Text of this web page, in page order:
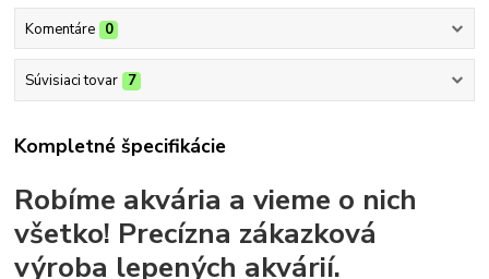
Komentáre 0
Súvisiaci tovar 7
Kompletné špecifikácie
Robíme akvária a vieme o nich
všetko! Precízna zákazková
výroba lepených akvárií.